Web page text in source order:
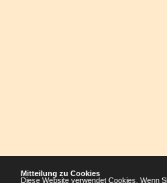
Mitteilung zu Cookies
Diese Website verwendet Cookies. Wenn